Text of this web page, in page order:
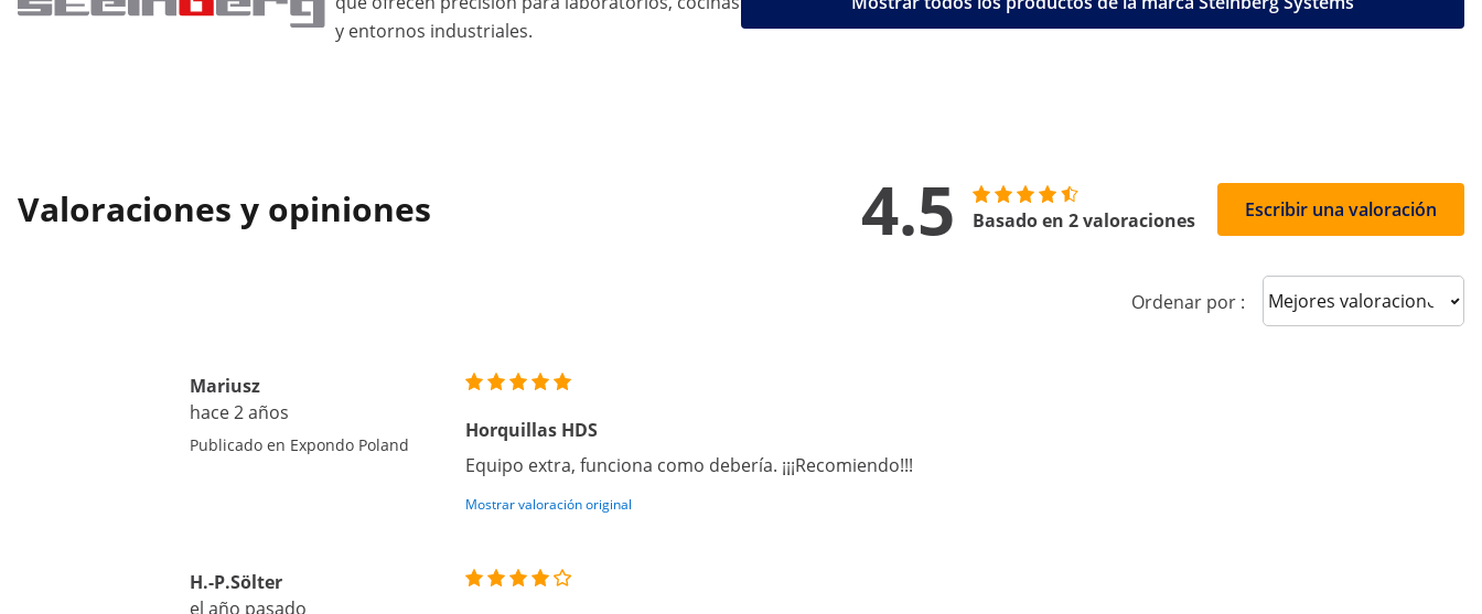
y entornos industriales.
Valoraciones y opiniones 4.5 Basado en 2 valoraciones Escribir una valoración
Ordenar por : Sort reviews
Mariusz
hace 2 años
Publicado en Expondo Poland
Horquillas HDS
Equipo extra, funciona como debería. ¡¡¡Recomiendo!!!
Mostrar valoración original
H.-P.Sölter
el año pasado